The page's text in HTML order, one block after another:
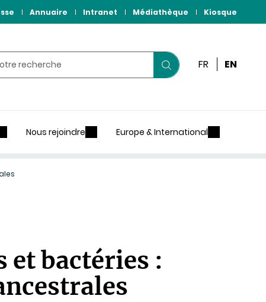
Annuaire Intranet Médiathèque Kiosque
Lancer
FR EN
Nous rejoindre Europe & International
et bactéries :